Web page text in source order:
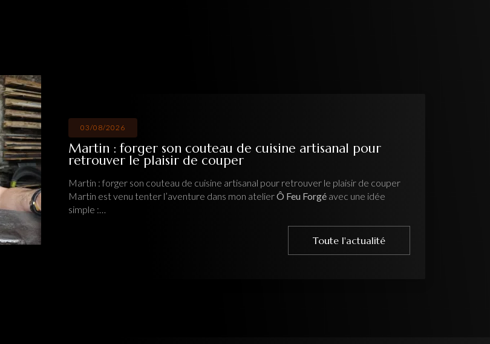
03/08/2026
Martin : forger son couteau de cuisine artisanal pour
retrouver le plaisir de couper
Martin : forger son couteau de cuisine artisanal pour retrouver le plaisir de couper
Martin est venu tenter l’aventure dans mon atelierÔ Feu Forgé avec une idée
simple :…
Toute l'actualité